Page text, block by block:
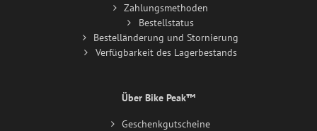
Zahlungsmethoden
Bestellstatus
Bestelländerung und Stornierung
Verfügbarkeit des Lagerbestands
Über Bike Peak™
Geschenkgutscheine